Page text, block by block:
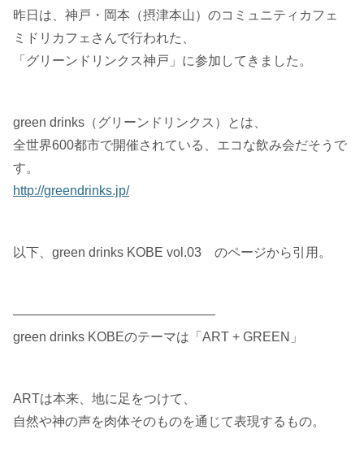
昨日は、神戸・岡本（摂津本山）のコミュニティカフェ
ミドリカフェさんで行われた、
「グリーンドリンクス神戸」に参加してきました。
green drinks（グリーンドリンクス）とは、
全世界600都市で開催されている、エコな飲み会だそうで
す。
http://greendrinks.jp/
以下、green drinks KOBE vol.03 のページから引用。
———————————————–
green drinks KOBEのテーマは「ART + GREEN」
ARTは本来、地に足をつけて、
自然や神の声を肉体そのものを通じて表現するもの。